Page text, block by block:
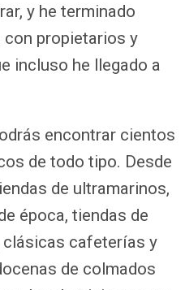
y he terminado
propietarios y
incluso he llegado a
encontrar cientos
de todo tipo. Desde
de ultramarinos,
época, tiendas de
clásicas cafeterías y
de colmados